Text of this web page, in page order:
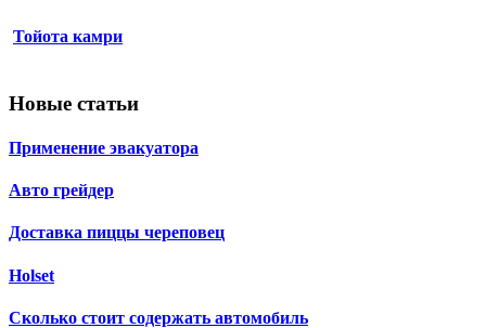
Тойота камри
Новые статьи
Применение эвакуатора
Авто грейдер
Доставка пиццы череповец
Holset
Сколько стоит содержать автомобиль